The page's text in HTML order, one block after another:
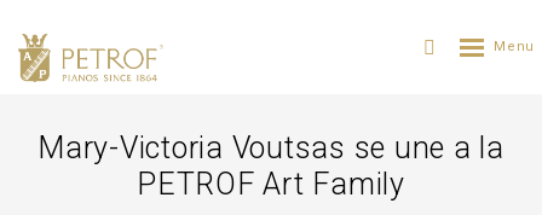
Mary-Victoria Voutsas se une a la
PETROF Art Family